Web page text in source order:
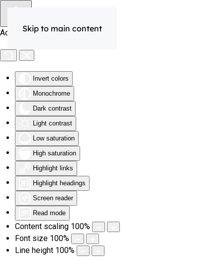
Accessibility Tools
Invert colors
Monochrome
Dark contrast
Light contrast
Low saturation
High saturation
Highlight links
Highlight headings
Screen reader
Read mode
Content scaling 100%
Font size 100%
Line height 100%
Skip to main content